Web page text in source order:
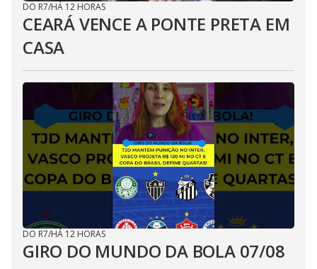
DO R7/HÁ 12 HORAS
CEARÁ VENCE A PONTE PRETA EM
CASA
DO R7/HÁ 12 HORAS
GIRO DO MUNDO DA BOLA 07/08